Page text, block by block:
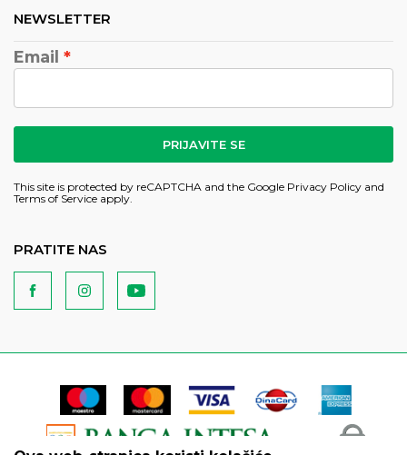
NEWSLETTER
Email
PRIJAVITE SE
This site is protected by reCAPTCHA and the Google Privacy Policy and
Terms of Service apply.
PRATITE NAS